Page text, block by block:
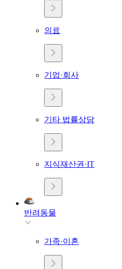
의료
기업·회사
기타 법률상담
지식재산권·IT
반려동물
가족·이혼